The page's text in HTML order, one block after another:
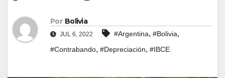
Por Bolivia
JUL 6, 2022 #Argentina, #Bolivia,
#Contrabando, #Depreciación, #IBCE